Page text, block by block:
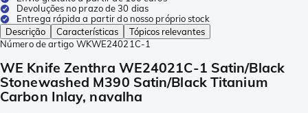
Devoluções no prazo de 30 dias
Entrega rápida a partir do nosso próprio stock
Descrição
Características
Tópicos relevantes
Número de artigo WKWE24021C-1
WE Knife Zenthra WE24021C-1 Satin/Black
Stonewashed M390 Satin/Black Titanium
Carbon Inlay, navalha